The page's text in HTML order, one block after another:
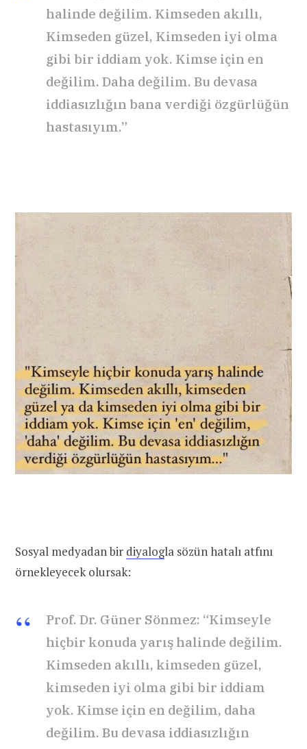
halinde değilim. Kimseden akıllı,
Kimseden güzel, Kimseden iyi olma
gibi bir iddiam yok. Kimse için en
değilim. Daha değilim. Bu devasa
iddiasızlığın bana verdiği özgürlüğün
hastasıyım.”
Sosyal medyadan bir diyalogla sözün hatalı atfını
örnekleyecek olursak:
Prof. Dr. Güner Sönmez: “Kimseyle
hiçbir konuda yarış halinde değilim.
Kimseden akıllı, kimseden güzel,
kimseden iyi olma gibi bir iddiam
yok. Kimse için en değilim, daha
değilim. Bu devasa iddiasızlığın